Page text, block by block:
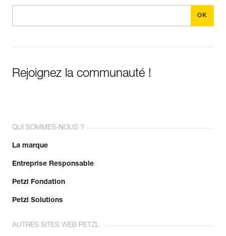
Rejoignez la communauté !
QUI SOMMES-NOUS ?
La marque
Entreprise Responsable
Petzl Fondation
Petzl Solutions
AUTRES SITES WEB PETZL